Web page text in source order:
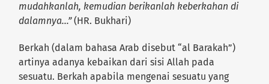
mudahkanlah, kemudian berikanlah keberkahan di
dalamnya…”(HR. Bukhari)
Berkah (dalam bahasa Arab disebut “al Barakah”)
artinya adanya kebaikan dari sisi Allah pada
sesuatu. Berkah apabila mengenai sesuatu yang